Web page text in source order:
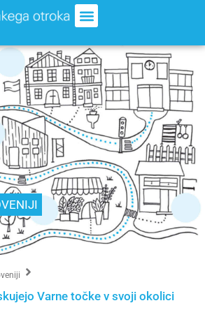
Varne točke v svoji okolici